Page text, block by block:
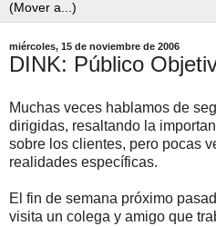
miércoles, 15 de noviembre de 2006
DINK: Público
Muchas veces hablamos de
dirigidas, resaltando la
sobre los clientes, pero pocas
realidades específicas.
El fin de semana próximo
visita un colega y amigo que